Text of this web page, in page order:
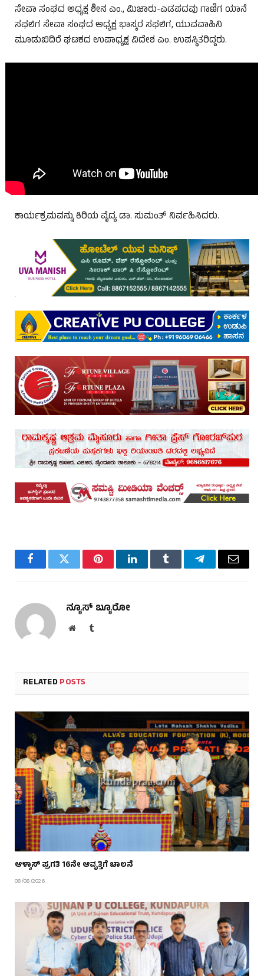
ಸೇವಾ ಸಂಘದ ಅಧ್ಯಕ್ಷ ಶೀನ ಎಂ., ಮಿಜಾರು-ಎಡಪದವು ಗಾಣಿಗ ಯಾನೆ
ಸಫಲಿಗ ಸೇವಾ ಸಂಘದ ಅಧ್ಯಕ್ಷ ಭಾಸ್ಕರ ಸಫಲಿಗ, ಯುವವಾಹಿನಿ
ಮೂಡುಬಿದಿರೆ ಘಟಕದ ಉಪಾಧ್ಯಕ್ಷ ವಿದೇಶ ಎಂ. ಉಪಸ್ಥಿತರಿದ್ದರು.
ಕಾರ್ಯಕ್ರಮವನ್ನು ಕಿರಿಯ ವೈದ್ಯ ಡಾ. ಸುಮಂತ್ ನಿರ್ವಹಿಸಿದರು.
FacebookTwitter PinterestLinkedInTumblr TelegramEmail
ನ್ಯೂಸ್ ಬ್ಯೂರೋ
WebsiteTumblr
RELATEDPOSTS
ಆಳ್ವಾಸ್ ಪ್ರಗತಿ 16ನೇ ಆವೃತ್ತಿಗೆ ಚಾಲನೆ
08/08/2026